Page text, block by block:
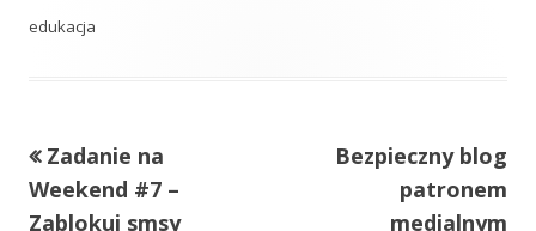
edukacja
Nawigacja
wpisu
Poprzedni
artykół
Zadanie na
Weekend #7 –
Zablokuj smsy
Następny
artykół:
Bezpieczny blog
patronem
medialnym